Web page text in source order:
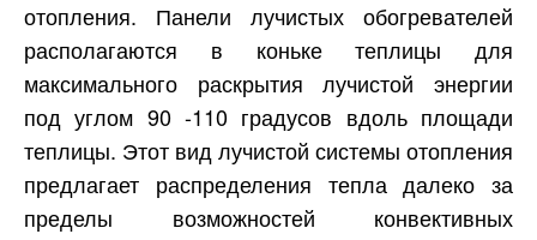
отопления. Панели лучистых обогревателей
располагаются в коньке теплицы для
максимального раскрытия лучистой энергии
под углом 90 -110 градусов вдоль площади
теплицы. Этот вид лучистой системы отопления
предлагает распределения тепла далеко за
пределы возможностей конвективных